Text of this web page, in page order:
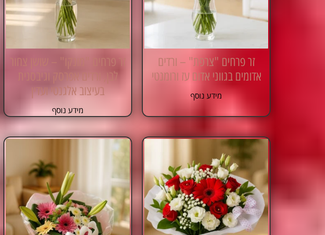
זר פרחים "צרפת" – ורדים
אדומים בגווני אדום עז ורומנטי
מידע נוסף
זר פרחים "מונקו" – שושן צחור
לבן, ורדים אפרסק וגיבסנית
בעיצוב אלגנטי ועדין
מידע נוסף